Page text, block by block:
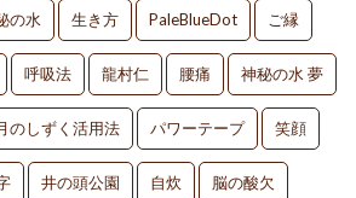
の水 生き方 PaleBlueDot ご縁
呼吸法 龍村仁 腰痛 神秘の水 夢
のしずく活用法 パワーテープ 笑顔
井の頭公園 自炊 脳の酸欠